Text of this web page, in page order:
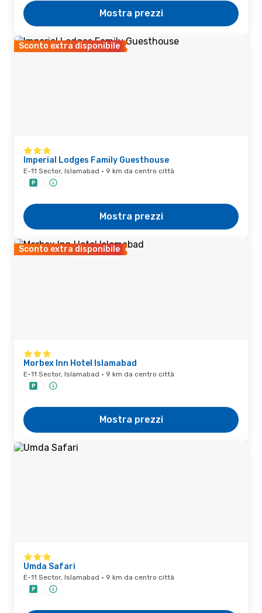
Mostra prezzi
Sconto extra disponibile
Imperial Lodges Family Guesthouse
E-11 Sector, Islamabad · 9 km da centro città
Mostra prezzi
Sconto extra disponibile
Morbex Inn Hotel Islamabad
E-11 Sector, Islamabad · 9 km da centro città
Mostra prezzi
Umda Safari
E-11 Sector, Islamabad · 9 km da centro città